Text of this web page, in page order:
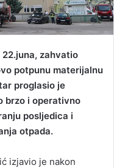
zahvatio
potpunu materijalnu
proglasio je
brzo i operativno
posljedica i
otpada.
izjavio je nakon